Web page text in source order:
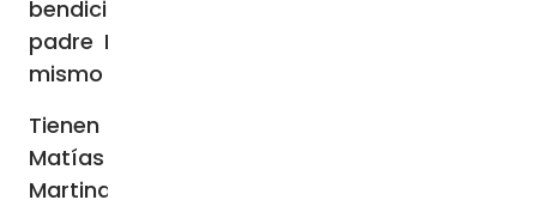
bendición de su matrimonio, por parte del
padre Ladislao Anabalón (Q.E.P.D) en este
mismo templo de Bulnes
Tienen cuatro Hijos: Paola, Héctor, Daniela y
Matías y además 8 nietos: Fernanda,
Martina, Julieta, Florencia, Iñaqui, Maite,